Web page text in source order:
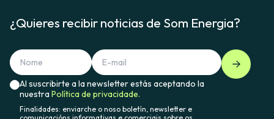
¿Quieres recibir noticias de Som Energia?
Al suscribirte a la newsletter estás aceptando la
nuestraPolítica de privacidade.
Finalidades: enviarche o noso boletín, newsletter e